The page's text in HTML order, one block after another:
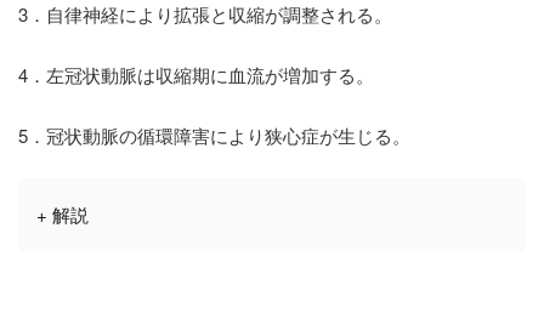
3．自律神経により拡張と収縮が調整される。
4．左冠状動脈は収縮期に血流が増加する。
5．冠状動脈の循環障害により狭心症が生じる。
+ 解説